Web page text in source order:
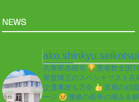
兵庫県赤穂市
患者数全国
骨盤矯正のスペシャリスト在
交通事故も万全
首肩の頑
ージ
腰膝の長年の痛みを